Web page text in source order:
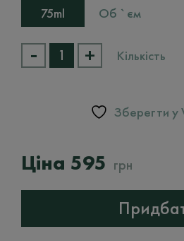
75ml Об `єм
-
Відновлюючий
крем
Cream
+ Кількість
Зберегти у
595 грн